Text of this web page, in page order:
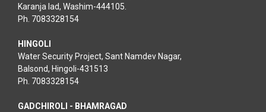
Karanja lad, Washim-444105.
Ph. 7083328154
HINGOLI
Water Security Project, Sant Namdev Nagar,
Balsond, Hingoli-431513
Ph. 7083328154
GADCHIROLI - BHAMRAGAD